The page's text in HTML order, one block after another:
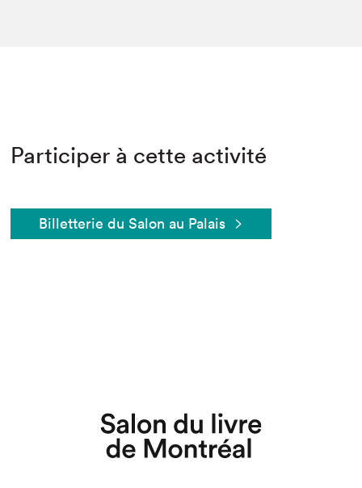
Participer à cette activité
Billetterie du Salon au Palais